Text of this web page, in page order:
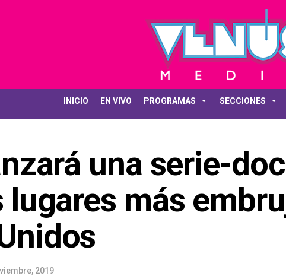
INICIO EN VIVO PROGRAMAS SECCIONES
una serie-
lugares más
2019